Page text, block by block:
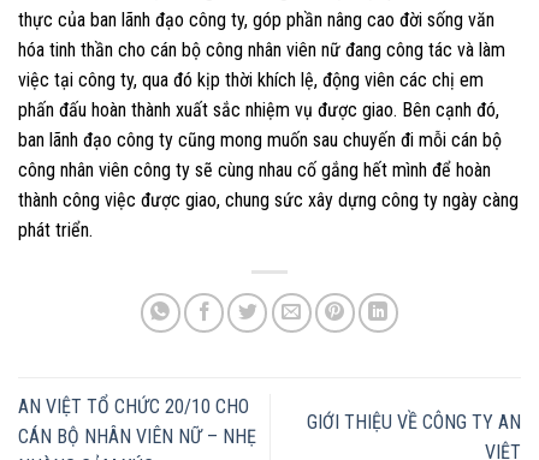
thực của ban lãnh đạo công ty, góp phần nâng cao đời sống văn
hóa tinh thần cho cán bộ công nhân viên nữ đang công tác và làm
việc tại công ty, qua đó kịp thời khích lệ, động viên các chị em
phấn đấu hoàn thành xuất sắc nhiệm vụ được giao. Bên cạnh đó,
ban lãnh đạo công ty cũng mong muốn sau chuyến đi mỗi cán bộ
công nhân viên công ty sẽ cùng nhau cố gắng hết mình để hoàn
thành công việc được giao, chung sức xây dựng công ty ngày càng
phát triển.
AN VIỆT TỔ CHỨC 20/10 CHO
CÁN BỘ NHÂN VIÊN NỮ – NHẸ
GIỚI THIỆU VỀ CÔNG TY AN
VIỆT